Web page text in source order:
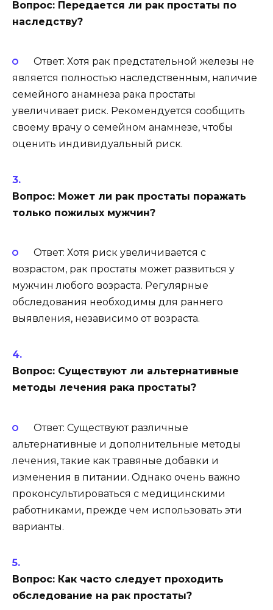
Вопрос: Передается ли рак простаты по
наследству?
Ответ: Хотя рак предстательной железы не
является полностью наследственным, наличие
семейного анамнеза рака простаты
увеличивает риск. Рекомендуется сообщить
своему врачу о семейном анамнезе, чтобы
оценить индивидуальный риск.
Вопрос: Может ли рак простаты поражать
только пожилых мужчин?
Ответ: Хотя риск увеличивается с
возрастом, рак простаты может развиться у
мужчин любого возраста. Регулярные
обследования необходимы для раннего
выявления, независимо от возраста.
Вопрос: Существуют ли альтернативные
методы лечения рака простаты?
Ответ: Существуют различные
альтернативные и дополнительные методы
лечения, такие как травяные добавки и
изменения в питании. Однако очень важно
проконсультироваться с медицинскими
работниками, прежде чем использовать эти
варианты.
Вопрос: Как часто следует проходить
обследование на рак простаты?